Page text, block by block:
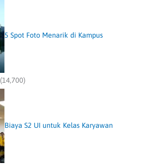
5 Spot Foto Menarik di Kampus
(14,700)
Biaya S2 UI untuk Kelas Karyawan